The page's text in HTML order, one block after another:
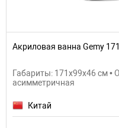
Акриловая ванна Gemy
Габариты: 171x99x46 см •
асимметричная
Китай